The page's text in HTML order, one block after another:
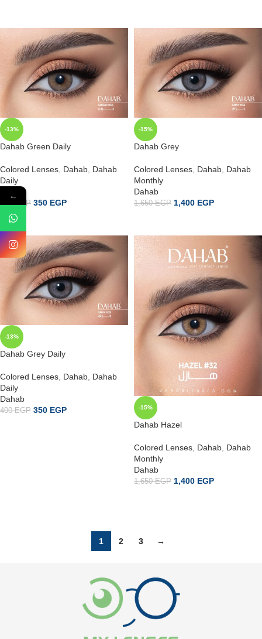
-13%
Dahab Green Daily
Colored Lenses Dahab Dahab
Daily
400EGP 350 EGP
إضافة إلى السلة
-15%
Dahab Grey
Colored Lenses Dahab Dahab
Monthly
Dahab
1,650EGP 1,400 EGP
-13%
Dahab Grey Daily
Colored Lenses Dahab Dahab
Daily
Dahab
400EGP 350 EGP -15%
Dahab Hazel
Colored Lenses Dahab Dahab
Monthly
Dahab
1,650EGP 1,400 EGP
1 2 3 →
←